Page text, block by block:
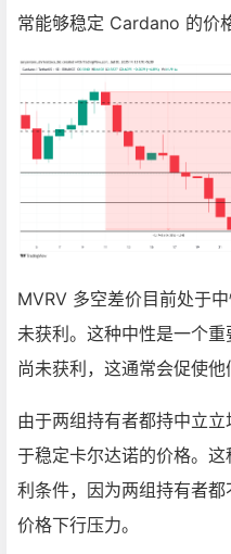
常能够稳定 Cardano 的价格
MVRV 多空差价目前处于
未获利。这种中性是一个
尚未获利，这通常会促使他
由于两组持有者都持中立
于稳定卡尔达诺的价格。
利条件，因为两组持有者
价格下行压力。